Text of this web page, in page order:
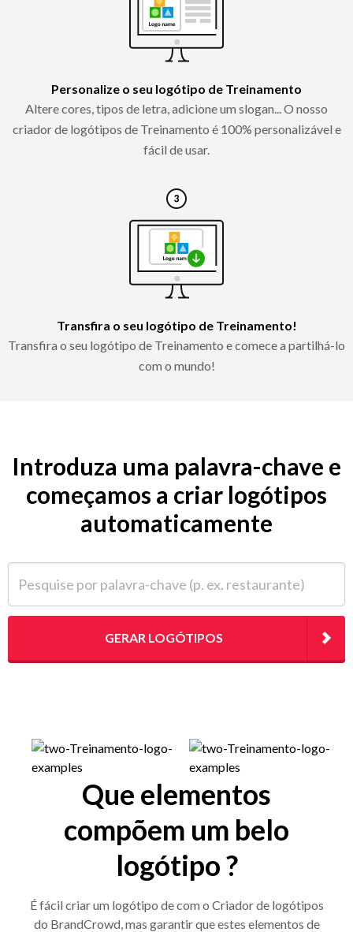
Personalize o seu logótipo de Treinamento
Altere cores, tipos de letra, adicione um slogan... O nosso
criador de logótipos de Treinamento é 100% personalizável e
fácil de usar.
Transfira o seu logótipo de Treinamento!
Transfira o seu logótipo de Treinamento e comece a partilhá-lo
com o mundo!
Introduza uma palavra-chave e
começamos a criar logótipos
automaticamente
GERAR LOGÓTIPOS
Que elementos
compõem um belo
logótipo ?
É fácil criar um logótipo de com o Criador de logótipos
do BrandCrowd, mas garantir que estes elementos de